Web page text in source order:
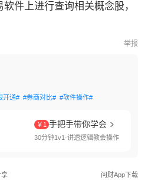
件上进行查询相关概念股，
举报
开通# #券商对比# #软件操作#
￥1 手把手带你学会
30分钟1v1·讲透逻辑教会操作
享 问财App下载